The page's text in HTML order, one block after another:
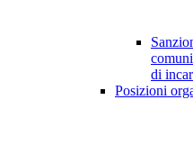
di
Posizioni